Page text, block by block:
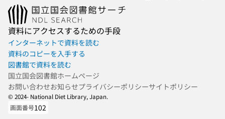
資料にアクセスするための手段
インターネットで資料を読む
資料のコピーを入手する
図書館で資料を読む
国立国会図書館ホームページ
お問い合わせお知らせプライバシーポリシーサイトポリシー
© 2024- National Diet Library, Japan.
画面番号102